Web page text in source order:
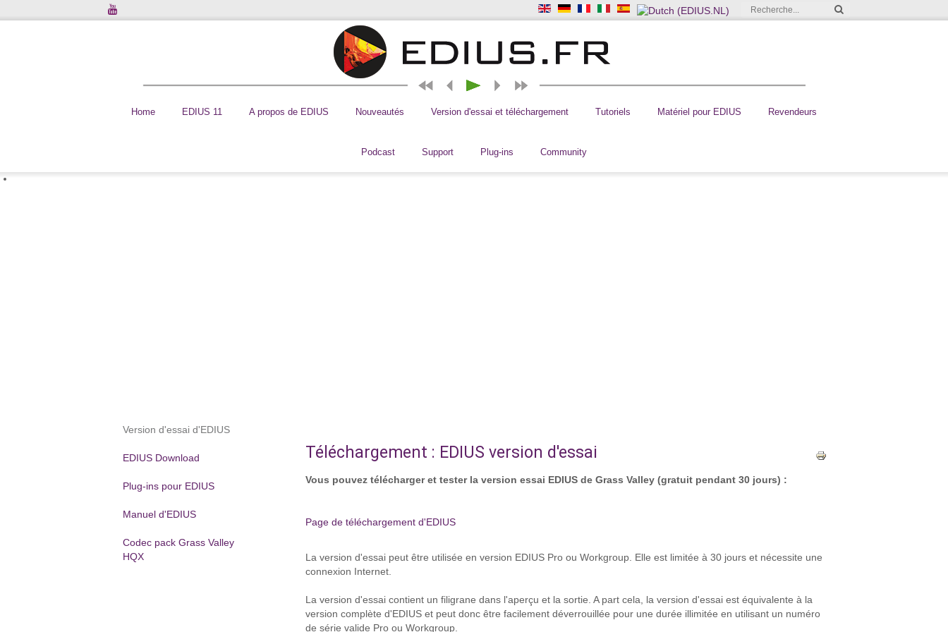
Home EDIUS 11 A propos de EDIUS Nouveautés Version d'essai et téléchargement Tutoriels Matériel pour EDIUS Revendeurs
Podcast Support Plug-ins Community
Téléchargement : EDIUS version d'essai
Vous pouvez télécharger et tester la version essai EDIUS de Grass Valley (gratuit pendant 30 jours) :
Page de téléchargement d'EDIUS
La version d'essai peut être utilisée en version EDIUS Pro ou Workgroup. Elle est limitée à 30 jours et nécessite une
connexion Internet.
La version d'essai contient un filigrane dans l'aperçu et la sortie. A part cela, la version d'essai est équivalente à la
version complète d'EDIUS et peut donc être facilement déverrouillée pour une durée illimitée en utilisant un numéro
de série valide Pro ou Workgroup.
Version d'essai d'EDIUS
EDIUS Download
Plug-ins pour EDIUS
Manuel d'EDIUS
Codec pack Grass Valley
HQX